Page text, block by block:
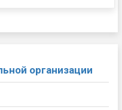
организации